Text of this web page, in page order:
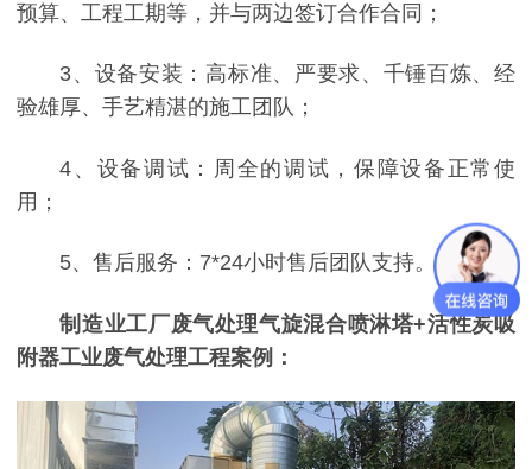
预算、工程工期等，并与两边签订合作合同；
3、设备安装：高标准、严要求、千锤百炼、经
验雄厚、手艺精湛的施工团队；
4、设备调试：周全的调试，保障设备正常使
用；
5、售后服务：7*24小时售后团队支持。
制造业工厂废气处理气旋混合喷淋塔+活性炭吸
附器工业废气处理工程案例：